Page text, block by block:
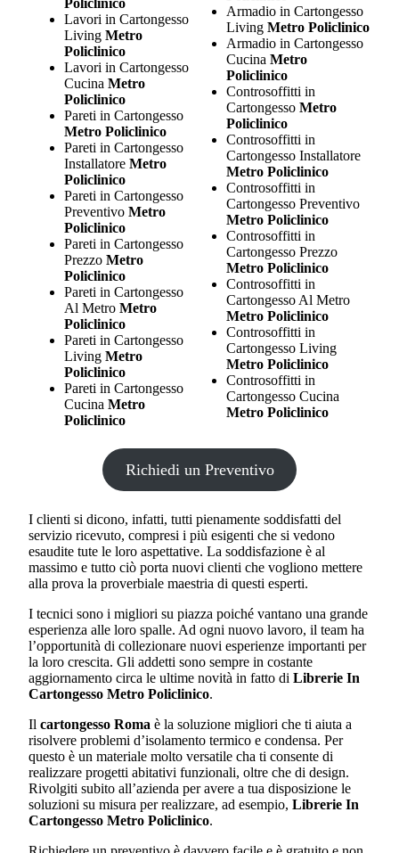
Policlinico
Lavori in Cartongesso
Living Metro
Policlinico
Lavori in Cartongesso
Cucina Metro
Policlinico
Pareti in Cartongesso
Metro Policlinico
Pareti in Cartongesso
Installatore Metro
Policlinico
Pareti in Cartongesso
Preventivo Metro
Policlinico
Pareti in Cartongesso
Prezzo Metro
Policlinico
Pareti in Cartongesso
Al Metro Metro
Policlinico
Pareti in Cartongesso
Living Metro
Policlinico
Pareti in Cartongesso
Cucina Metro
Policlinico
Armadio in Cartongesso
Living Metro Policlinico
Armadio in Cartongesso
Cucina Metro
Policlinico
Controsoffitti in
Cartongesso Metro
Policlinico
Controsoffitti in
Cartongesso Installatore
Metro Policlinico
Controsoffitti in
Cartongesso Preventivo
Metro Policlinico
Controsoffitti in
Cartongesso Prezzo
Metro Policlinico
Controsoffitti in
Cartongesso Al Metro
Metro Policlinico
Controsoffitti in
Cartongesso Living
Metro Policlinico
Controsoffitti in
Cartongesso Cucina
Metro Policlinico
Richiedi un Preventivo
I clienti si dicono, infatti, tutti pienamente soddisfatti del
servizio ricevuto, compresi i più esigenti che si vedono
esaudite tute le loro aspettative. La soddisfazione è al
massimo e tutto ciò porta nuovi clienti che vogliono mettere
alla prova la proverbiale maestria di questi esperti.
I tecnici sono i migliori su piazza poiché vantano una grande
esperienza alle loro spalle. Ad ogni nuovo lavoro, il team ha
l’opportunità di collezionare nuovi esperienze importanti per
la loro crescita. Gli addetti sono sempre in costante
aggiornamento circa le ultime novità in fatto di Librerie In
Cartongesso Metro Policlinico.
Il cartongesso Roma è la soluzione migliori che ti aiuta a
risolvere problemi d’isolamento termico e condensa. Per
questo è un materiale molto versatile cha ti consente di
realizzare progetti abitativi funzionali, oltre che di design.
Rivolgiti subito all’azienda per avere a tua disposizione le
soluzioni su misura per realizzare, ad esempio, Librerie In
Cartongesso Metro Policlinico.